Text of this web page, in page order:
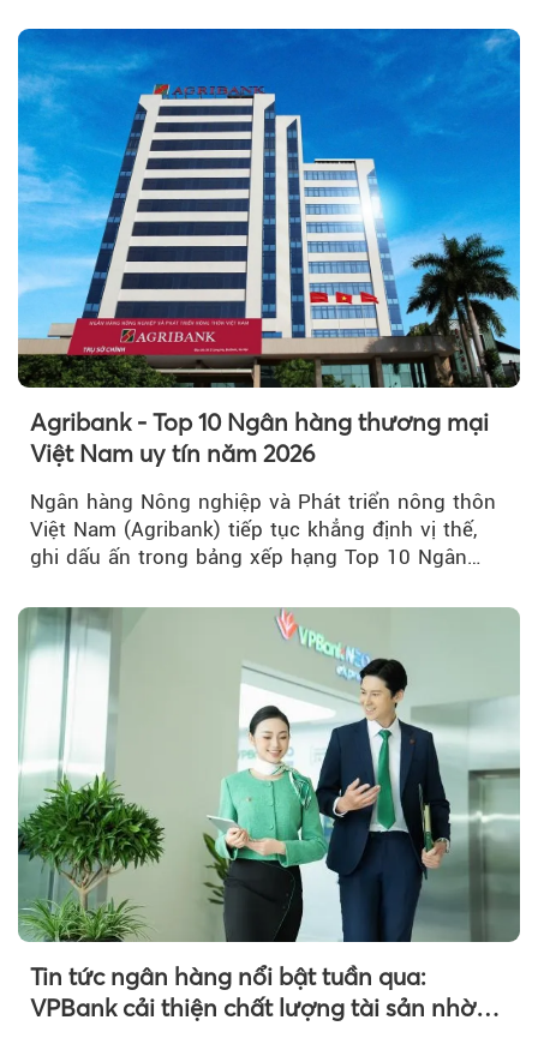
Agribank - Top 10 Ngân hàng thương mại
Việt Nam uy tín năm 2026
Ngân hàng Nông nghiệp và Phát triển nông thôn
Việt Nam (Agribank) tiếp tục khẳng định vị thế,
ghi dấu ấn trong bảng xếp hạng Top 10 Ngân
Tin tức ngân hàng nổi bật tuần qua:
VPBank cải thiện chất lượng tài sản nhờ